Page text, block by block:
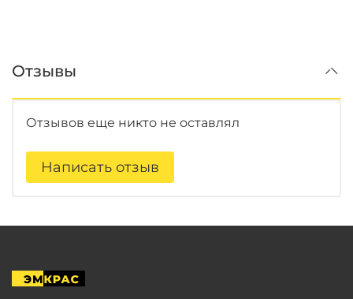
Отзывы
Отзывов еще никто не оставлял
Написать отзыв